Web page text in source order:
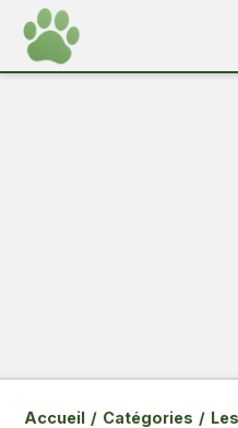
Accueil / Catégories /